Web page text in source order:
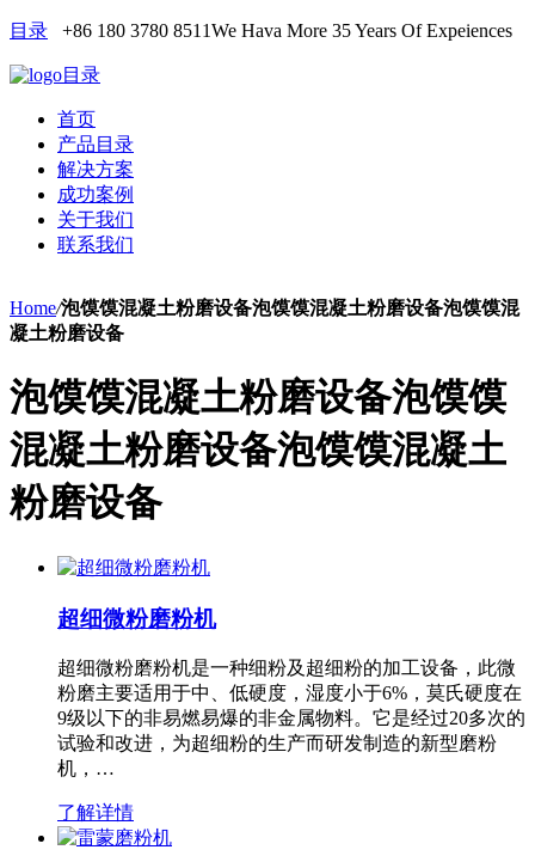
目录 +86 180 3780 8511We Hava More 35 Years Of Expeiences
目录
首页
产品目录
解决方案
成功案例
关于我们
联系我们
Home/泡馍馍混凝土粉磨设备泡馍馍混凝土粉磨设备泡馍馍混
凝土粉磨设备
泡馍馍混凝土粉磨设备泡馍馍
混凝土粉磨设备泡馍馍混凝土
粉磨设备
超细微粉磨粉机
超细微粉磨粉机是一种细粉及超细粉的加工设备，此微
粉磨主要适用于中、低硬度，湿度小于6%，莫氏硬度在
9级以下的非易燃易爆的非金属物料。它是经过20多次的
试验和改进，为超细粉的生产而研发制造的新型磨粉
机，…
了解详情